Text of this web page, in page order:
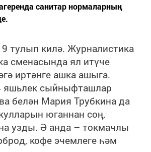
санитар нормаларның
9 тулып килә. Журналистика
сменасында ял итүче
иртәнге ашка ашыга.
яшьлек сыйныфташлар
белән Мария Трубкина да
юганнан соң,
узды. Ә анда – токмачлы
кофе эчемлеге һәм